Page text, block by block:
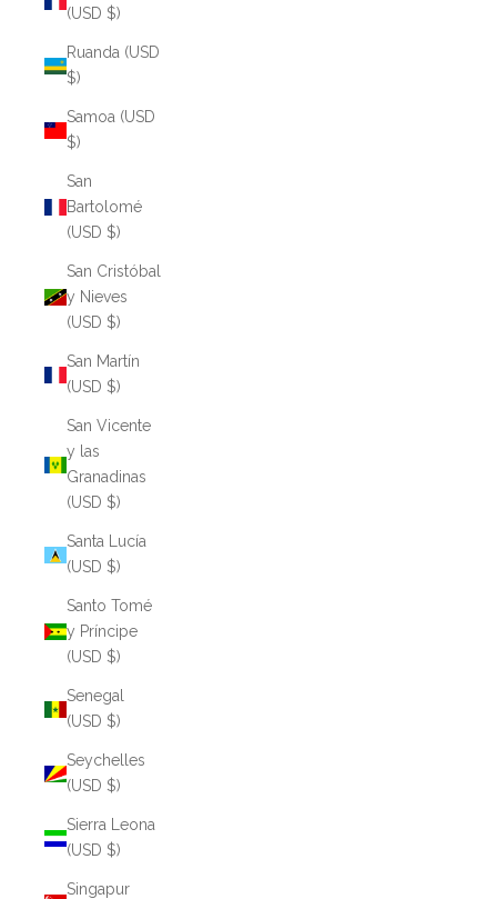
(USD $)
Ruanda (USD
$)
Samoa (USD
$)
San
Bartolomé
(USD $)
San Cristóbal
y Nieves
(USD $)
San Martín
(USD $)
San Vicente
y las
Granadinas
(USD $)
Santa Lucía
(USD $)
Santo Tomé
y Príncipe
(USD $)
Senegal
(USD $)
Seychelles
(USD $)
Sierra Leona
(USD $)
Singapur